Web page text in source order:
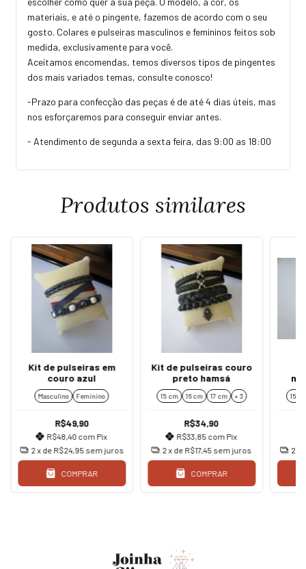
materiais, e até o pingente, fazemos de acordo com o seu
gosto. Colares e pulseiras masculinos e femininos feitos sob
medida, exclusivamente para você.
Aceitamos encomendas, temos diversos tipos de pingentes
dos mais variados temas, consulte conosco!
-Prazo para confecção das peças é de até 4 dias úteis, mas
nos esforçaremos para conseguir enviar antes.
- Atendimento de segunda a sexta feira, das 9:00 as 18:00
Produtos similares
Kit de pulseiras em
couro azul
Masculino Feminino
R$49,90
R$48,40 com Pix
2x de R$24,95 sem juros
COMPRAR
Kit de pulseiras couro
preto hamsá
15 cm 16 cm 17 cm + 3
R$34,90
R$33,85 com Pix
2 x de R$17,45 sem juros
COMPRAR
15
2